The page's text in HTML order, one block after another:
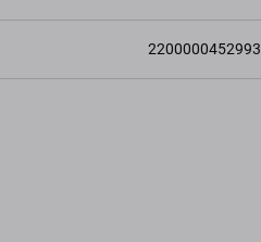
2200000452993